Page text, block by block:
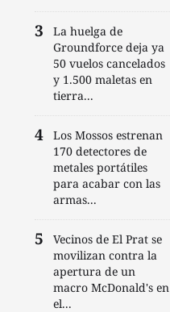
La huelga de
Groundforce deja ya
50 vuelos cancelados
y 1.500 maletas en
tierra...
Los Mossos estrenan
170 detectores de
metales portátiles
para acabar con las
armas...
Vecinos de El Prat se
movilizan contra la
apertura de un
macro McDonald's en
el...